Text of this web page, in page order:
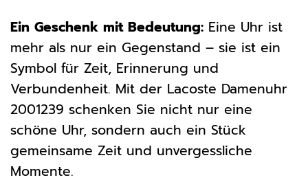
Ein Geschenk mit Bedeutung: Eine Uhr ist
mehr als nur ein Gegenstand – sie ist ein
Symbol für Zeit, Erinnerung und
Verbundenheit. Mit der Lacoste Damenuhr
2001239 schenken Sie nicht nur eine
schöne Uhr, sondern auch ein Stück
gemeinsame Zeit und unvergessliche
Momente.